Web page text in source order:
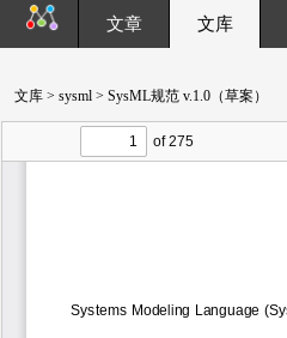
文章 文库
文库 > sysml > SysML规范 v.1.0（草案）